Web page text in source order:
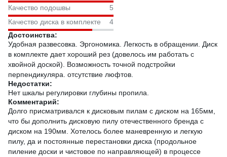
Качество подошвы
5
Качество диска в комплекте
4
Достоинства:
Удобная развесовка. Эргономика. Легкость в обращении. Диск
в комплекте дает хороший рез (довелось им работать с
хвойной доской). Возможность точной подстройки
перпендикуляра. отсутствие люфтов.
Недостатки:
Нет шкалы регулировки глубины пропила.
Комментарий:
Долго присматривался к дисковым пилам с диском на 165мм,
что бы дополнить дисковую пилу отечественного бренда с
диском на 190мм. Хотелось более маневренную и легкую
пилу, да и постоянные перестановки диска (продольное
пиление доски и чистовое по направляющей) в процессе